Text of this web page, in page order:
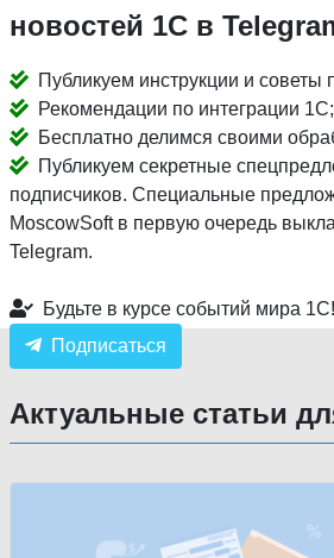
новостей 1С в
Публикуем инструкции и советы
Рекомендации по интеграции 1С;
Бесплатно делимся своими
Публикуем секретные
подписчиков. Специальные
MoscowSoft в первую очередь
Telegram.
Будьте в курсе событий мира 1С!
Подписаться
Актуальные статьи